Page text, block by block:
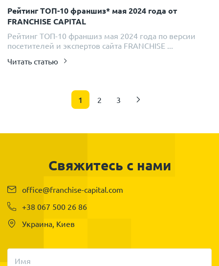
Рейтинг ТОП-10 франшиз* мая 2024 года от
FRANCHISE CAPITAL
Рейтинг ТОП-10 франшиз мая 2024 года по версии
посетителей и экспертов сайта FRANCHISE ...
Читать статью
1 2 3
Свяжитесь с нами
office@franchise-capital.com
+38 067 500 26 86
Украина, Киев
Имя